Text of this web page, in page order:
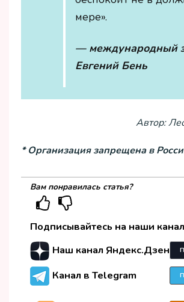
мере».
— международный
Евгений Бень
Автор:
* Организация запрещена в
Вам понравилась статья?
Подписывайтесь на наши
Наш канал Яндекс.Дзен
Канал в Telegram